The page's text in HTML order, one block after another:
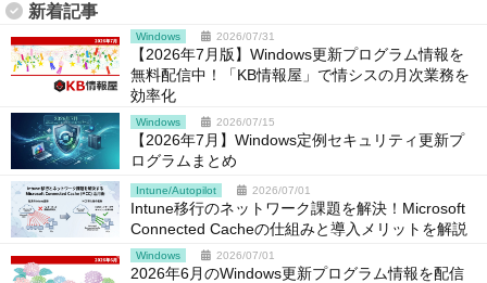
新着記事
Windows 2026/07/31
【2026年7月版】Windows更新プログラム情報を
無料配信中！「KB情報屋」で情シスの月次業務を
効率化
Windows 2026/07/15
【2026年7月】Windows定例セキュリティ更新プ
ログラムまとめ
Intune/Autopilot 2026/07/01
Intune移行のネットワーク課題を解決！Microsoft
Connected Cacheの仕組みと導入メリットを解説
Windows 2026/07/01
2026年6月のWindows更新プログラム情報を配信